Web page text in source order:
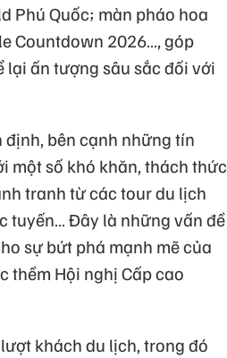
Phú Quốc; màn pháo hoa
Countdown 2026…, góp
lại ấn tượng sâu sắc đối với
định, bên cạnh những tín
một số khó khăn, thách thức
tranh từ các tour du lịch
tuyến… Đây là những vấn đề
sự bứt phá mạnh mẽ của
thềm Hội nghị Cấp cao
khách du lịch, trong đó